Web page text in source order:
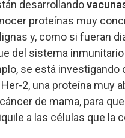
desarrollando
proteínas muy
y, como si fueran
del sistema
se está investigando
2, una proteína muy
de mama, para
a las células que la